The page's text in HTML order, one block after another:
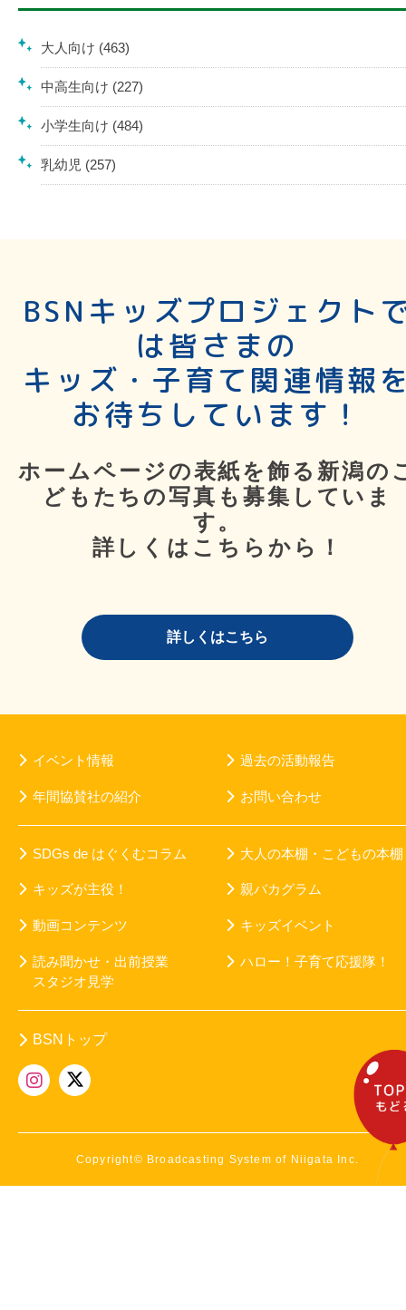
大人向け (463)
中高生向け (227)
小学生向け (484)
乳幼児 (257)
BSNキッズプロジェクト
は皆さまの
キッズ・子育て関連情報
お待ちしています！
ホームページの表紙を飾る新潟の
どもたちの写真も募集していま
す。
詳しくはこちらから！
詳しくはこちら
イベント情報 過去の活動報告
年間協賛社の紹介 お問い合わせ
SDGs de はぐくむコラム 大人の本棚・こどもの本棚
キッズが主役！ 親バカグラム
動画コンテンツ キッズイベント
読み聞かせ・出前授業
スタジオ見学
ハロー！子育て応援隊！
BSNトップ
Copyright© Broadcasting System of Niigata Inc.